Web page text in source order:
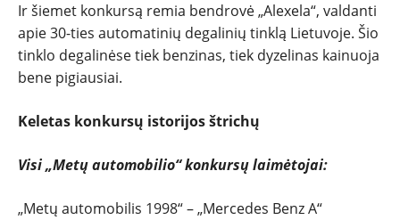
Ir šiemet konkursą remia bendrovė „Alexela“, valdanti
apie 30-ties automatinių degalinių tinklą Lietuvoje. Šio
tinklo degalinėse tiek benzinas, tiek dyzelinas kainuoja
bene pigiausiai.
Keletas konkursų istorijos štrichų
Visi „Metų automobilio“ konkursų laimėtojai:
„Metų automobilis 1998“ – „Mercedes Benz A“